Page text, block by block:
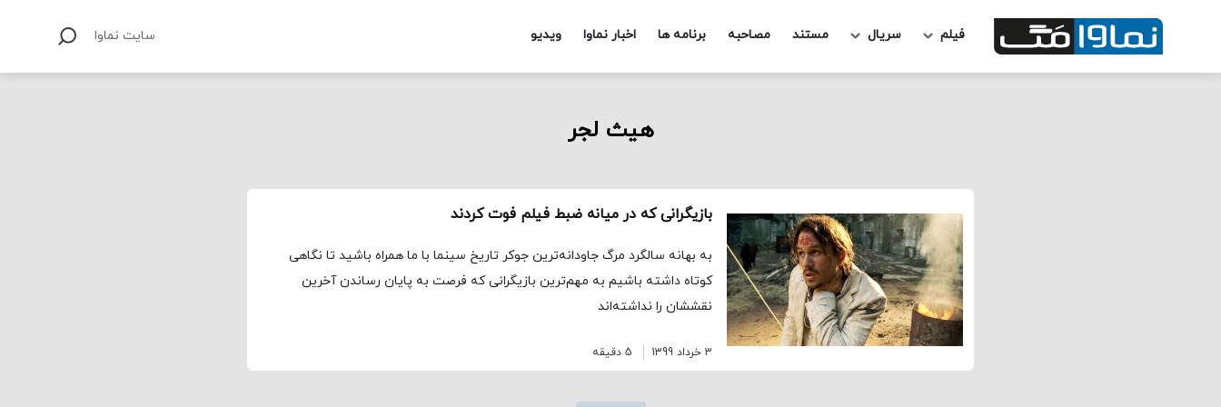
فیلم سریال مستند مصاحبه برنامه ها اخبار نماوا ویدیو سایت نماوا
هیث لجر
بازیگرانی که در میانه ضبط فیلم فوت کردند
به بهانه سالگرد مرگ جاودانه‌ترین جوکر تاریخ سینما با ما همراه باشید تا نگاهی
کوتاه داشته باشیم به مهم‌ترین بازیگرانی که فرصت به پایان رساندن آخرین
نقششان را نداشته‌اند
3 خرداد 1399 5 دقیقه